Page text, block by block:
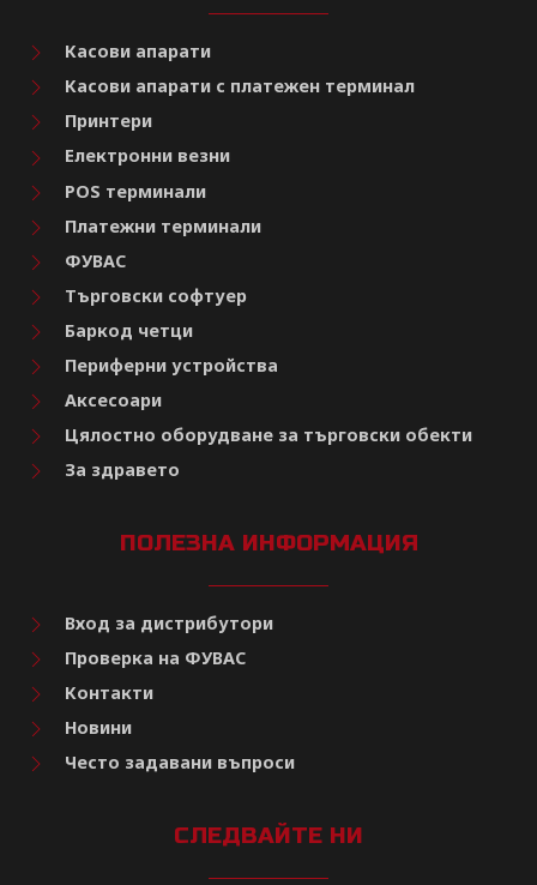
Касови апарати
Касови апарати с платежен терминал
Принтери
Електронни везни
POS терминали
Платежни терминали
ФУВАС
Търговски софтуер
Баркод четци
Периферни устройства
Аксесоари
Цялостно оборудване за търговски обекти
За здравето
ПОЛЕЗНА ИНФОРМАЦИЯ
Вход за дистрибутори
Проверка на ФУВАС
Контакти
Новини
Често задавани въпроси
СЛЕДВАЙТЕ НИ